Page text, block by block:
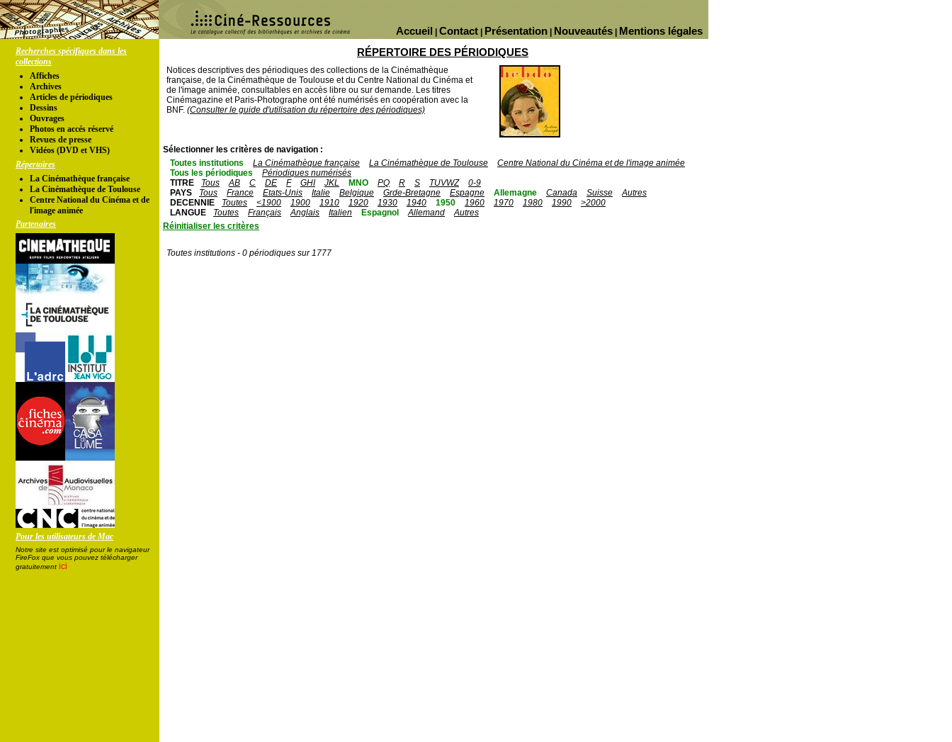
Mentions légales
Nouveautés
Présentation
Contact
Accueil
Recherches spécifiques dans les
collections
Affiches
Archives
Articles de périodiques
Dessins
Ouvrages
Photos en accés réservé
Revues de presse
Vidéos (DVD et VHS)
Répertoires
La Cinémathèque française
La Cinémathèque de Toulouse
Centre National du Cinéma et de
l'image animée
Partenaires
Pour les utilisateurs de Mac
Notre site est optimisé pour le navigateur
FireFox que vous pouvez télécharger
gratuitement ici
RÉPERTOIRE DES PÉRIODIQUES
Notices descriptives des périodiques des collections de la Cinémathèque
française, de la Cinémathèque de Toulouse et du Centre National du Cinéma et
de l'image animée, consultables en accès libre ou sur demande. Les titres
Cinémagazine et Paris-Photographe ont été numérisés en coopération avec la
BNF. (Consulter le guide d'utilisation du répertoire des périodiques)
Sélectionner les critères de navigation :
Toutes institutions
La Cinémathèque française La Cinémathèque de Toulouse
Centre National du Cinéma et de l'image animée
Tous les périodiques
Périodiques numérisés
TITRE
Tous AB C DE F GHI JKL MNO PQ R S TUVWZ
0-9
PAYS
Tous France Etats-Unis Italie Belgique Grde-Bretagne Espagne Allemagne Canada Suisse
Autres
DECENNIE
Toutes <1900 1900 1910 1920 1930 1940 1950 1960 1970 1980 1990
>2000
LANGUE
Toutes Français Anglais Italien Espagnol Allemand
Autres
Réinitialiser les critères
Toutes institutions - 0 périodiques sur 1777